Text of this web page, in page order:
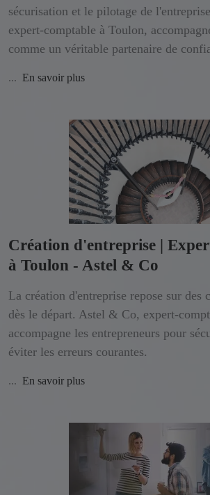
sécurisation et le pilotage de
expert-comptable à Toulon,
comme un véritable partenaire de
... En savoir plus
Création d'entreprise |
à Toulon - Astel & Co
La création d'entreprise repose sur des
dès le départ. Astel & Co, expert-
accompagne les entrepreneurs pour
éviter les erreurs courantes.
... En savoir plus